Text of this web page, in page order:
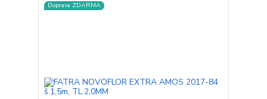
Doprava ZDARMA